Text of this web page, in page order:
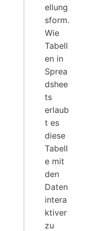
ellung
sform.
Wie
Tabell
en in
Sprea
dshee
ts
erlaub
t es
diese
Tabell
e mit
den
Daten
intera
ktiver
zu